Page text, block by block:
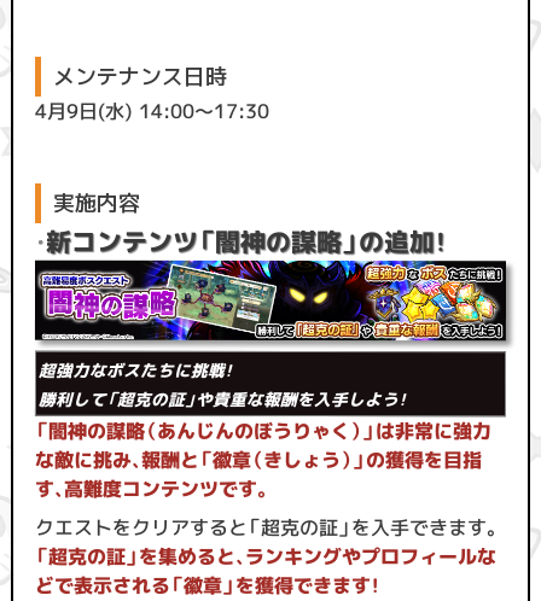
メンテナンス日時
4月9日(水) 14:00〜17:30
実施内容
・新コンテンツ「闇神の謀略」の追加！
超強力なボスたちに挑戦！
勝利して「超克の証」や貴重な報酬を入手しよう！
「闇神の謀略（あんじんのぼうりゃく）」は非常に強力
な敵に挑み、報酬と「徽章（きしょう）」の獲得を目指
す、高難度コンテンツです。
クエストをクリアすると「超克の証」を入手できます。
「超克の証」を集めると、ランキングやプロフィールな
どで表示される「徽章」を獲得できます！